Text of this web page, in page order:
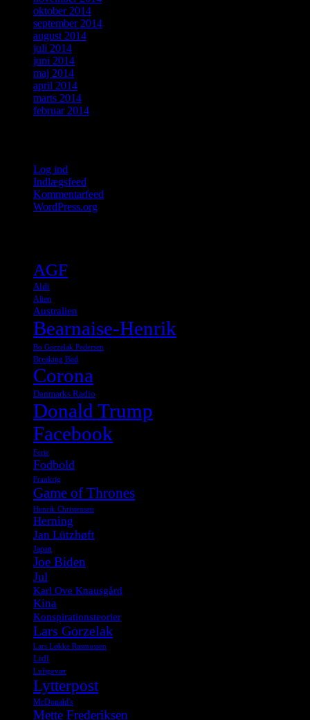
oktober 2014
september 2014
august 2014
juli 2014
juni 2014
maj 2014
april 2014
marts 2014
februar 2014
Log ind
Indlægsfeed
Kommentarfeed
WordPress.org
AGF
Aldi
Alien
Australien
Bearnaise-Henrik
Bo Gorzelak Pedersen
Breaking Bad
Corona
Danmarks Radio
Donald Trump
Facebook
Ferie
Fodbold
Frankrig
Game of Thrones
Henrik Christensen
Herning
Jan Lützhøft
Japan
Joe Biden
Jul
Karl Ove Knausgård
Kina
Konspirationsteorier
Lars Gorzelak
Lars Løkke Rasmussen
Lidl
Luftgevær
Lytterpost
McDonald's
Mette Frederiksen